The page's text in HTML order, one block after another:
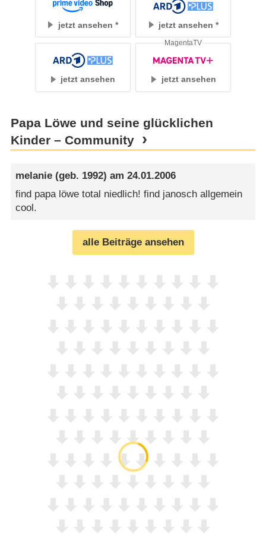
jetzt ansehen jetzt ansehen
jetzt ansehen jetzt ansehen
MagentaTV
Papa Löwe und seine glücklichen
Kinder – Community
melanie (geb. 1992) am24.01.2006
find papa löwe total niedlich! find janosch allgemein
cool.
alle Beiträge ansehen